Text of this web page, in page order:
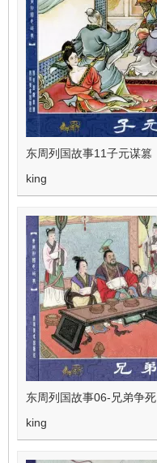
东周列国故事11子元谋篡
king
东周列国故事06-兄弟争死
king